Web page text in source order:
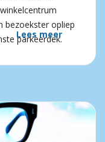
bezoekster opliep
parkeerdek.
Lees meer